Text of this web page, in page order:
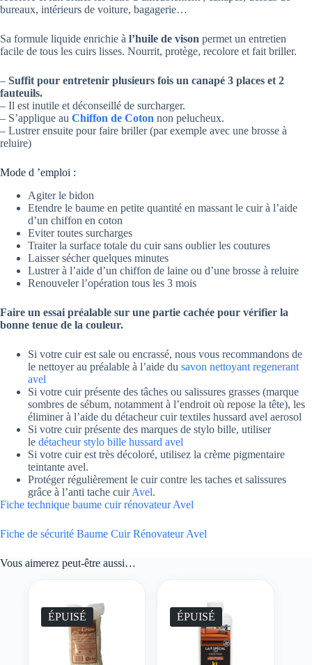
bureaux, intérieurs de voiture, bagagerie…
Sa formule liquide enrichie à l’huile de vison permet un entretien
facile de tous les cuirs lisses. Nourrit, protège, recolore et fait briller.
– Suffit pour entretenir plusieurs fois un canapé 3 places et 2
fauteuils.
– Il est inutile et déconseillé de surcharger.
– S’applique au Chiffon de Coton non pelucheux.
– Lustrer ensuite pour faire briller (par exemple avec une brosse à
reluire)
Mode d ’emploi :
Agiter le bidon
Etendre le baume en petite quantité en massant le cuir à l’aide
d’un chiffon en coton
Eviter toutes surcharges
Traiter la surface totale du cuir sans oublier les coutures
Laisser sécher quelques minutes
Lustrer à l’aide d’un chiffon de laine ou d’une brosse à reluire
Renouveler l’opération tous les 3 mois
Faire un essai préalable sur une partie cachée pour vérifier la
bonne tenue de la couleur.
Si votre cuir est sale ou encrassé, nous vous recommandons de
le nettoyer au préalable à l’aide du savon nettoyant regenerant
avel
Si votre cuir présente des tâches ou salissures grasses (marque
sombres de sébum, notamment à l’endroit où repose la tête), les
éliminer à l’aide du détacheur cuir textiles hussard avel aerosol
Si votre cuir présente des marques de stylo bille, utiliser
le détacheur stylo bille hussard avel
Si votre cuir est très décoloré, utilisez la crème pigmentaire
teintante avel.
Protéger régulièrement le cuir contre les taches et salissures
grâce à l’anti tache cuirAvel.
Fiche technique baume cuir rénovateur Avel
Fiche de sécurité Baume Cuir Rénovateur Avel
Vous aimerez peut-être aussi…
ÉPUISÉ ÉPUISÉ